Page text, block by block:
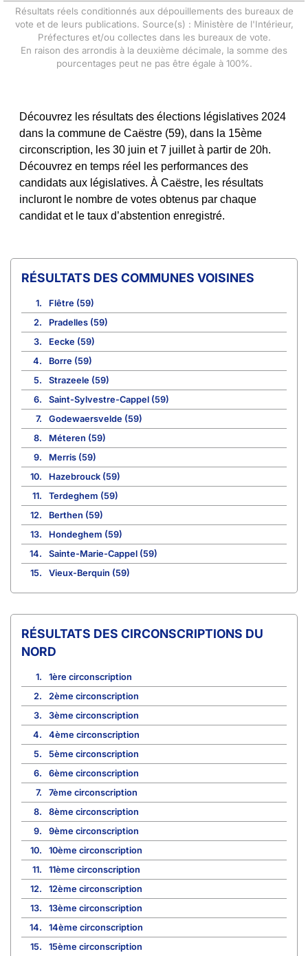
Résultats réels conditionnés aux dépouillements des bureaux de
vote et de leurs publications. Source(s) : Ministère de l'Intérieur,
Préfectures et/ou collectes dans les bureaux de vote.
En raison des arrondis à la deuxième décimale, la somme des
pourcentages peut ne pas être égale à 100%.
Découvrez les résultats des élections législatives 2024
dans la commune de Caëstre (59), dans la 15ème
circonscription, les 30 juin et 7 juillet à partir de 20h.
Découvrez en temps réel les performances des
candidats aux législatives. À Caëstre, les résultats
incluront le nombre de votes obtenus par chaque
candidat et le taux d’abstention enregistré.
COMMUNES VOISINES
1.
Flêtre (59)
2.
Pradelles (59)
3.
Eecke (59)
4.
Borre (59)
5.
Strazeele (59)
6.
Saint-Sylvestre-Cappel (59)
7.
Godewaersvelde (59)
8.
Méteren (59)
9.
Merris (59)
10.
Hazebrouck (59)
11.
Terdeghem (59)
12.
Berthen (59)
13.
Hondeghem (59)
14.
Sainte-Marie-Cappel (59)
15.
Vieux-Berquin (59)
CIRCONSCRIPTIONS DU
NORD
1.
1ère circonscription
2.
2ème circonscription
3.
3ème circonscription
4.
4ème circonscription
5.
5ème circonscription
6.
6ème circonscription
7.
7ème circonscription
8.
8ème circonscription
9.
9ème circonscription
10.
10ème circonscription
11.
11ème circonscription
12.
12ème circonscription
13.
13ème circonscription
14.
14ème circonscription
15.
15ème circonscription